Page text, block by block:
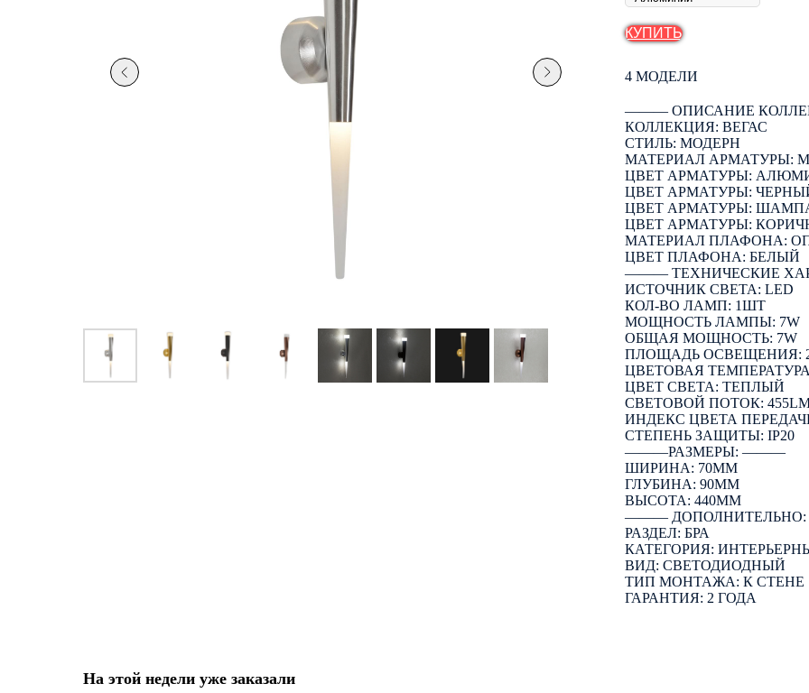
КУПИТЬ
4 МОДЕЛИ
――― ОПИСАНИЕ
КОЛЛЕКЦИЯ: ВЕГАС
СТИЛЬ: МОДЕРН
МАТЕРИАЛ АРМАТУРЫ:
ЦВЕТ АРМАТУРЫ:
ЦВЕТ АРМАТУРЫ:
ЦВЕТ АРМАТУРЫ:
ЦВЕТ АРМАТУРЫ:
МАТЕРИАЛ ПЛАФОНА:
ЦВЕТ ПЛАФОНА: БЕЛЫЙ
――― ТЕХНИЧЕСКИЕ
ИСТОЧНИК СВЕТА: LED
КОЛ-ВО ЛАМП: 1ШТ
МОЩНОСТЬ ЛАМПЫ: 7W
ОБЩАЯ МОЩНОСТЬ: 7W
ПЛОЩАДЬ ОСВЕЩЕНИЯ:
ЦВЕТОВАЯ ТЕМПЕРАТУРА:
ЦВЕТ СВЕТА: ТЕПЛЫЙ
СВЕТОВОЙ ПОТОК:
ИНДЕКС ЦВЕТА
СТЕПЕНЬ ЗАЩИТЫ: IP20
―――РАЗМЕРЫ: ―――
ШИРИНА: 70ММ
ГЛУБИНА: 90ММ
ВЫСОТА: 440ММ
―――
РАЗДЕЛ: БРА
КАТЕГОРИЯ:
ВИД: СВЕТОДИОДНЫЙ
ТИП МОНТАЖА: К СТЕНЕ
ГАРАНТИЯ: 2 ГОДА
На этой недели уже заказали